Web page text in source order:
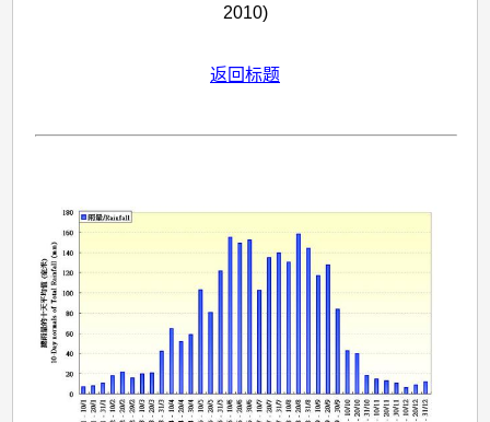
2010)
返回标题